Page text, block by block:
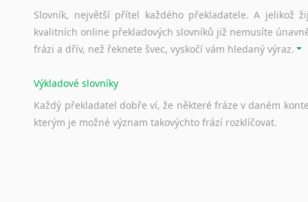
Slovník, největší přítel každého překladatele. A jelikož
kvalitních online překladových slovníků již nemusíte
frázi a dřív, než řeknete švec, vyskočí vám hledaný výraz.
Výkladové slovníky
Každý překladatel dobře ví, že některé fráze v daném
kterým je možné význam takovýchto frází rozklíčovat.